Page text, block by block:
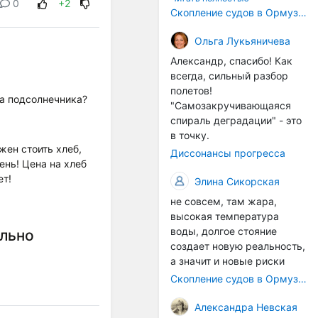
0 +2
подсолнечника?
стоить хлеб,
Цена на хлеб
корпусах активно
организмы, и потом они
могут быть перенесены в
другие регионы. Поэтому
проблема вполне реальная
— просто я бы говорила не
о неизбежной катастрофе,
а о повышенном риске,
который нельзя
игнорировать. А так да 👍
Скопление судов в Ормузском проливе грозит катастрофическим распространением инвазивных видов
Ольга Лукьяничева
Александр, спасибо! Как
всегда, сильный разбор
полетов!
"Самозакручивающаяся
спираль деградации" - это
в точку.
Диссонансы прогресса
Элина Сикорская
не совсем, там жара,
высокая температура
воды, долгое стояние
создает новую реальность,
а значит и новые риски
Скопление судов в Ормузском проливе грозит катастрофическим распространением инвазивных видов
Александра Невская